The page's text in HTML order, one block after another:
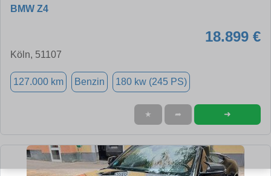
BMW Z4
18.899 €
Köln, 51107
127.000 km Benzin 180 kw (245 PS)
★ ➦ ➜